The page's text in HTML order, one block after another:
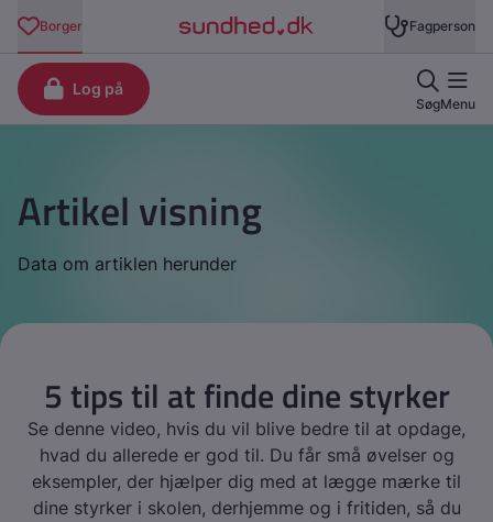
Artikel visning
Data om artiklen herunder
5 tips til at finde dine styrker
Se denne video, hvis du vil blive bedre til at opdage,
hvad du allerede er god til. Du får små øvelser og
eksempler, der hjælper dig med at lægge mærke til
dine styrker i skolen, derhjemme og i fritiden, så du